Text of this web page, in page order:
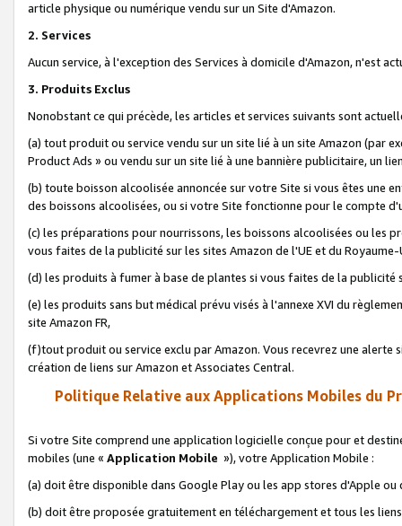
article physique ou numérique vendu sur un Site d'Amazon.
2. Services
Aucun service, à l'exception des Services à domicile d'Amazon, n'est
3. Produits Exclus
Nonobstant ce qui précède, les articles et services suivants sont
(a) tout produit ou service vendu sur un site lié à un site Amazon (par
Product Ads » ou vendu sur un site lié à une bannière publicitaire, un
(b) toute boisson alcoolisée annoncée sur votre Site si vous êtes une
des boissons alcoolisées, ou si votre Site fonctionne pour le compte
(c) les préparations pour nourrissons, les boissons alcoolisées ou les
vous faites de la publicité sur les sites Amazon de l'UE et du Royaume-
(d) les produits à fumer à base de plantes si vous faites de la publicité
(e) les produits sans but médical prévu visés à l'annexe XVI du
site Amazon FR,
(f)tout produit ou service exclu par Amazon. Vous recevrez une alerte
création de liens sur Amazon et Associates Central.
Politique Relative aux Applications Mobiles du
Si votre Site comprend une application logicielle conçue pour et
mobiles (une « Application Mobile »), votre Application Mobile :
(a) doit être disponible dans Google Play ou les app stores d'Apple ou
(b) doit être proposée gratuitement en téléchargement et tous les